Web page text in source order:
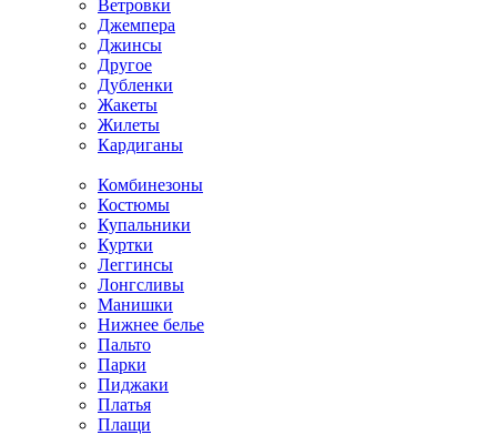
Ветровки
Джемпера
Джинсы
Другое
Дубленки
Жакеты
Жилеты
Кардиганы
Комбинезоны
Костюмы
Купальники
Куртки
Леггинсы
Лонгсливы
Манишки
Нижнее белье
Пальто
Парки
Пиджаки
Платья
Плащи